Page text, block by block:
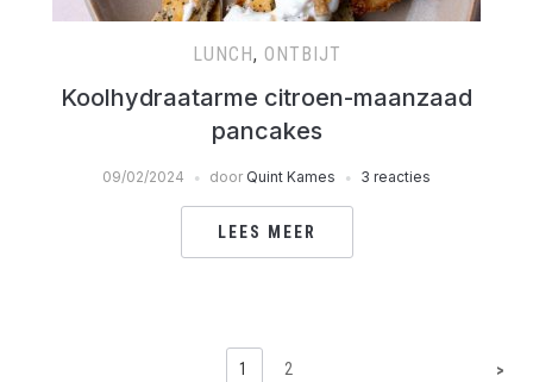
LUNCH, ONTBIJT
Koolhydraatarme citroen-maanzaad
pancakes
09/02/2024 door Quint Kames 3 reacties
LEES MEER
1 2 >